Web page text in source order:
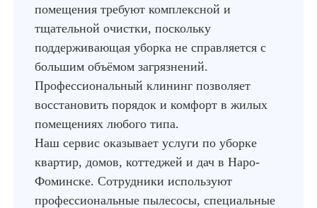
помещения требуют комплексной и
тщательной очистки, поскольку
поддерживающая уборка не справляется с
большим объёмом загрязнений.
Профессиональный клининг позволяет
восстановить порядок и комфорт в жилых
помещениях любого типа.
Наш сервис оказывает услуги по уборке
квартир, домов, коттеджей и дач в Наро-
Фоминске. Сотрудники используют
профессиональные пылесосы, специальные